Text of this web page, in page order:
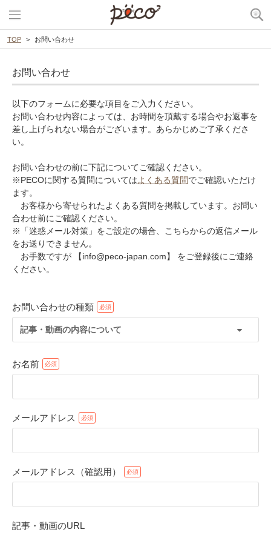
TOP お問い合わせ
お問い合わせ
以下のフォームに必要な項目をご入力ください。
お問い合わせ内容によっては、お時間を頂戴する場合やお返事を
差し上げられない場合がございます。あらかじめご了承くださ
い。
お問い合わせの前に下記についてご確認ください。
※PECOに関する質問についてはよくある質問でご確認いただけ
ます。
お客様から寄せられたよくある質問を掲載しています。お問い
合わせ前にご確認ください。
※「迷惑メール対策」をご設定の場合、こちらからの返信メール
をお送りできません。
お手数ですが 【info@peco-japan.com】 をご登録後にご連絡
ください。
お問い合わせの種類
記事・動画の内容について
お名前
メールアドレス
メールアドレス（確認用）
記事・動画のURL
アプリで開く